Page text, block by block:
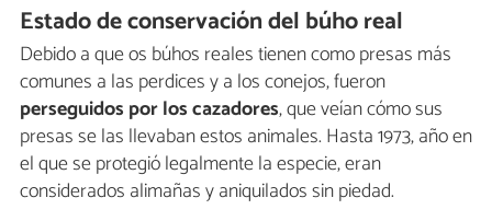
Estado de conservación del búho real
Debido a que os búhos reales tienen como presas más
comunes a las perdices y a los conejos, fueron
perseguidos por los cazadores, que veían cómo sus
presas se las llevaban estos animales. Hasta 1973, año en
el que se protegió legalmente la especie, eran
considerados alimañas y aniquilados sin piedad.